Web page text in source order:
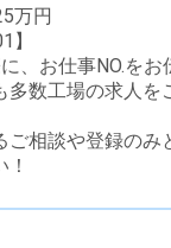
万円
】
、お仕事NO.をお
数工場の求人を
ご相談や登録のみ